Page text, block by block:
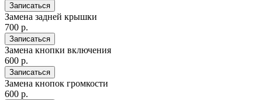
Записаться
Замена задней крышки
700 р.
Записаться
Замена кнопки включения
600 р.
Записаться
Замена кнопок громкости
600 р.